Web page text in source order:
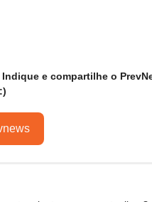
e compartilhe o